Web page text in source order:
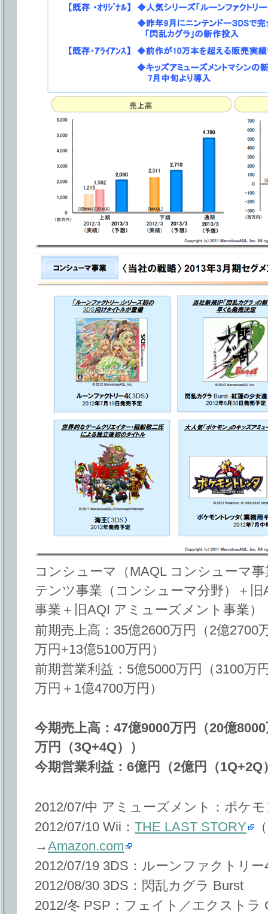
コンシューマ（MAQL コンシューマ
テンツ事業（コンシューマ分野）＋
事業＋旧AQI アミューズメント事業）
前期売上高：35億2600万円（2億2700
万円+13億5100万円）
前期営業利益：5億5000万円（3100万
万円＋1億4700万円）
今期売上高：47億9000万円（20億
万円（3Q+4Q））
今期営業利益：6億円（2億円（
2012/07/中 アミューズメント：ポケ
2012/07/10 Wii： THE LAST STORY
→Amazon.com
2012/07/19 3DS：ルーンファクトリー
2012/08/30 3DS：閃乱カグラ Burst
2012/冬 PSP：フェイト／エクストラ